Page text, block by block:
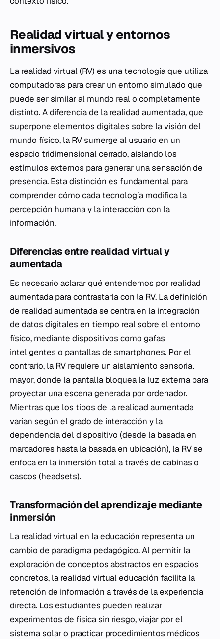
Realidad virtual y entornos
inmersivos
La realidad virtual (RV) es una tecnología que utiliza
computadoras para crear un entorno simulado que
puede ser similar al mundo real o completamente
distinto. A diferencia de la realidad aumentada, que
superpone elementos digitales sobre la visión del
mundo físico, la RV sumerge al usuario en un
espacio tridimensional cerrado, aislando los
estímulos externos para generar una sensación de
presencia. Esta distinción es fundamental para
comprender cómo cada tecnología modifica la
percepción humana y la interacción con la
información.
Diferencias entre realidad virtual y
aumentada
Es necesario aclarar qué entendemos por realidad
aumentada para contrastarla con la RV. La definición
de realidad aumentada se centra en la integración
de datos digitales en tiempo real sobre el entorno
físico, mediante dispositivos como gafas
inteligentes o pantallas de smartphones. Por el
contrario, la RV requiere un aislamiento sensorial
mayor, donde la pantalla bloquea la luz externa para
proyectar una escena generada por ordenador.
Mientras que los tipos de la realidad aumentada
varían según el grado de interacción y la
dependencia del dispositivo (desde la basada en
marcadores hasta la basada en ubicación), la RV se
enfoca en la inmersión total a través de cabinas o
cascos (headsets).
Transformación del aprendizaje mediante
inmersión
La realidad virtual en la educación representa un
cambio de paradigma pedagógico. Al permitir la
exploración de conceptos abstractos en espacios
concretos, la realidad virtual educación facilita la
retención de información a través de la experiencia
directa. Los estudiantes pueden realizar
experimentos de física sin riesgo, viajar porel
sistema solaro practicar procedimientos médicos